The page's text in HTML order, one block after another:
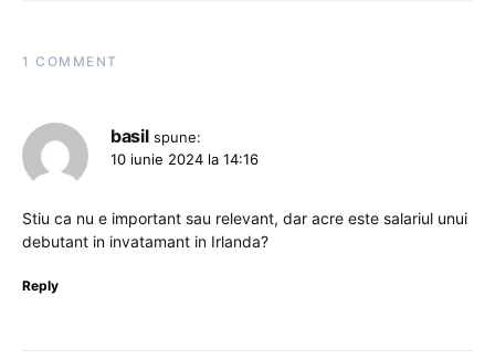
1 COMMENT
basil spune:
10 iunie 2024 la 14:16
Stiu ca nu e important sau relevant, dar acre este salariul unui
debutant in invatamant in Irlanda?
Reply